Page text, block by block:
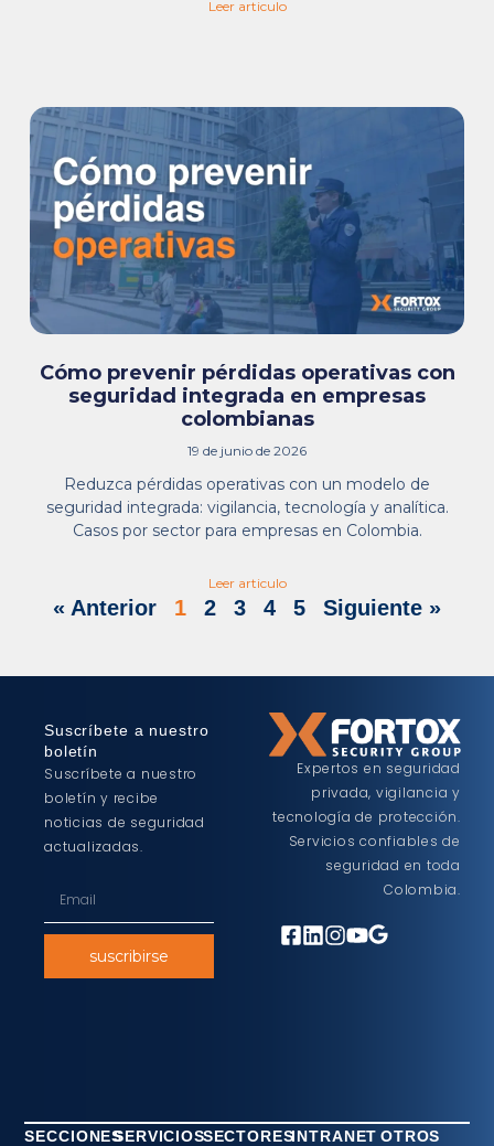
Leer articulo
Cómo prevenir pérdidas operativas con
seguridad integrada en empresas
colombianas
19 de junio de 2026
Reduzca pérdidas operativas con un modelo de
seguridad integrada: vigilancia, tecnología y analítica.
Casos por sector para empresas en Colombia.
Leer articulo
« Anterior 1 2 3 4 5 Siguiente »
Suscríbete a nuestro
boletín
Suscríbete a nuestro
boletín y recibe
noticias de seguridad
actualizadas.
suscribirse
Expertos en seguridad
privada, vigilancia y
tecnología de protección.
Servicios confiables de
seguridad en toda
Colombia.
SECCIONESSERVICIOSSECTORESINTRANET OTROS